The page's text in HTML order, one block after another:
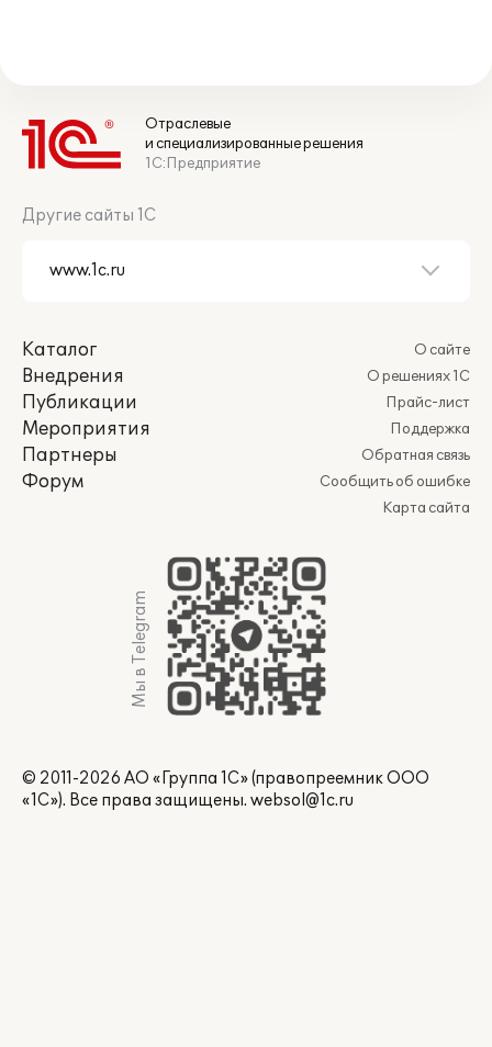
Отраслевые
и специализированные решения
1С:Предприятие
Другие сайты 1С
Каталог
Внедрения
Публикации
Мероприятия
Партнеры
Форум
О сайте
О решениях 1С
Прайс-лист
Поддержка
Обратная связь
Сообщить об ошибке
Карта сайта
Мы в Telegram
© 2011-2026 АО «Группа 1С» (правопреемник ООО
«1С»). Все права защищены. websol@1c.ru